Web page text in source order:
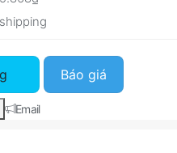
shipping
412HR Toner Cartridge
Báo giá
Email